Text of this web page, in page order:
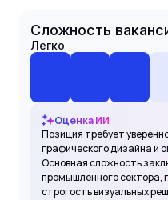
Сложность
Легко
Оценка ИИ
Позиция требует
графического дизайна и
Основная сложность
промышленного сектора,
строгость визуальных